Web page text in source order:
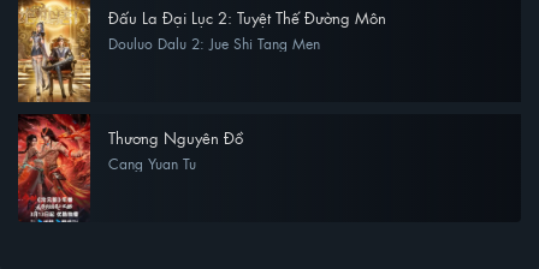
Đấu La Đại Lục 2: Tuyệt Thế Đường Môn
Douluo Dalu 2: Jue Shi Tang Men
Thương Nguyên Đồ
Cang Yuan Tu